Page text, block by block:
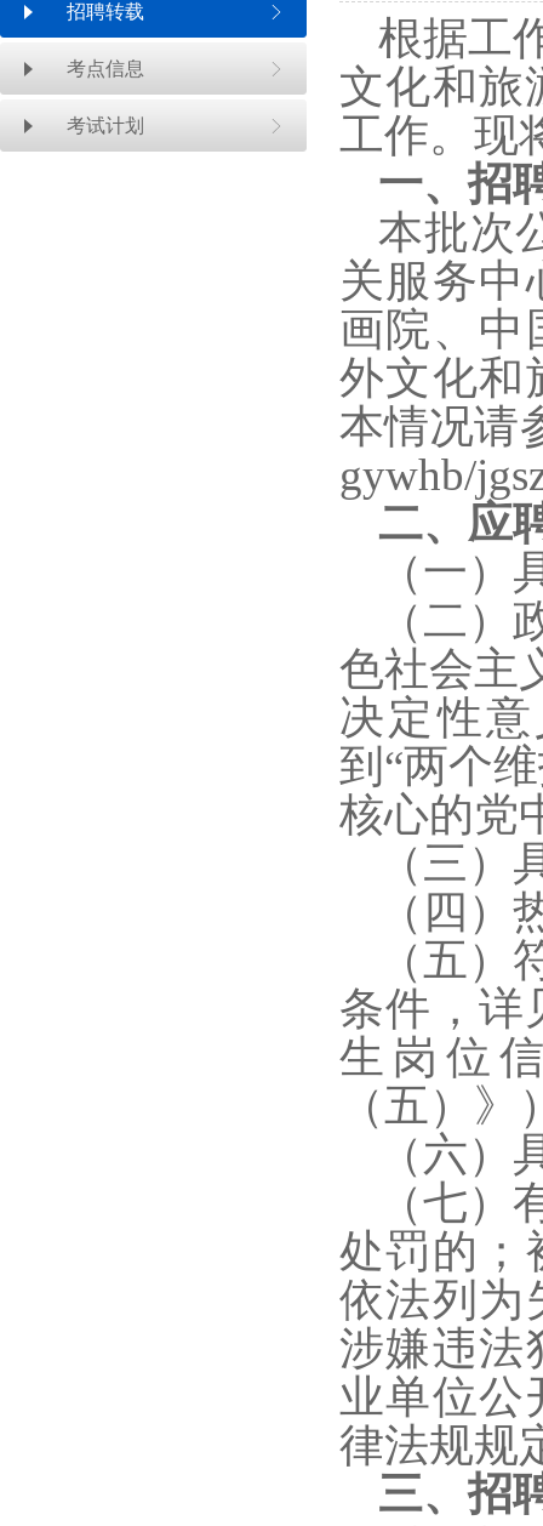
招聘转载
考点信息
考试计划
根据工
文化和旅
工作。现
一、招
本批次
关服务中
画院、中
外文化和
本情况请
gywhb/
二、应
（一
（二
色社会主
决定性
到“两个
核心的党
（三
（四
（五
条件，详
生岗位
（五）》
（六
（七
处罚的；
依法列为
涉嫌违法
业单位公
律法规规
三、招